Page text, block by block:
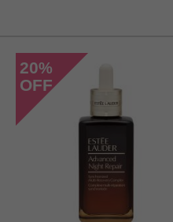
20%
OFF